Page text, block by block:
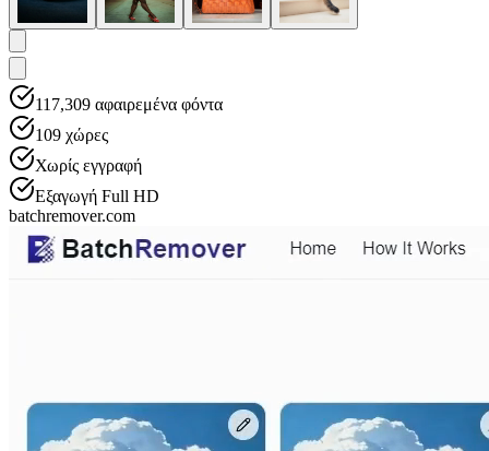
117,309 αφαιρεμένα φόντα
109 χώρες
Χωρίς εγγραφή
Εξαγωγή Full HD
batchremover.com